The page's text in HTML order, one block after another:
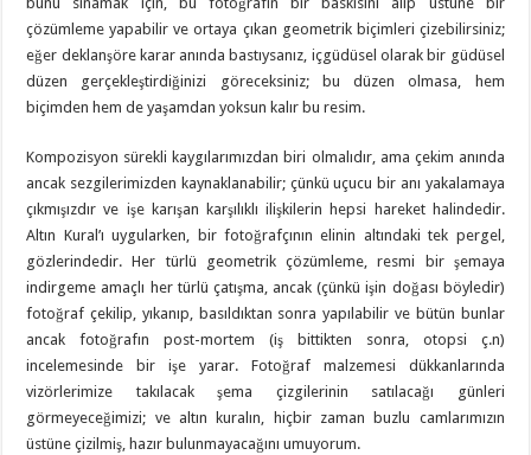
çözümleme yapabilir ve ortaya çıkan geometrik biçimleri çizebilirsiniz;
eğer deklanşöre karar anında bastıysanız, içgüdüsel olarak bir güdüsel
düzen gerçekleştirdiğinizi göreceksiniz; bu düzen olmasa, hem
biçimden hem de yaşamdan yoksun kalır bu resim.
Kompozisyon sürekli kaygılarımızdan biri olmalıdır, ama çekim anında
ancak sezgilerimizden kaynaklanabilir; çünkü uçucu bir anı yakalamaya
çıkmışızdır ve işe karışan karşılıklı ilişkilerin hepsi hareket halindedir.
Altın Kural’ı uygularken, bir fotoğrafçının elinin altındaki tek pergel,
gözlerindedir. Her türlü geometrik çözümleme, resmi bir şemaya
indirgeme amaçlı her türlü çatışma, ancak (çünkü işin doğası böyledir)
fotoğraf çekilip, yıkanıp, basıldıktan sonra yapılabilir ve bütün bunlar
ancak fotoğrafın post-mortem (iş bittikten sonra, otopsi ç.n)
incelemesinde bir işe yarar. Fotoğraf malzemesi dükkanlarında
vizörlerimize takılacak şema çizgilerinin satılacağı günleri
görmeyeceğimizi; ve altın kuralın, hiçbir zaman buzlu camlarımızın
üstüne çizilmiş, hazır bulunmayacağını umuyorum.